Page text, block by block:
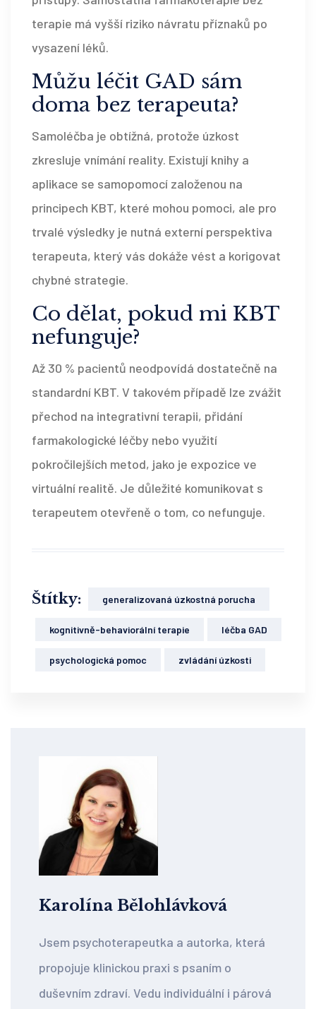
terapie má vyšší riziko návratu příznaků po
vysazení léků.
Můžu léčit GAD sám
doma bez terapeuta?
Samoléčba je obtížná, protože úzkost
zkresluje vnímání reality. Existují knihy a
aplikace se samopomocí založenou na
principech KBT, které mohou pomoci, ale pro
trvalé výsledky je nutná externí perspektiva
terapeuta, který vás dokáže vést a korigovat
chybné strategie.
Co dělat, pokud mi KBT
nefunguje?
Až 30 % pacientů neodpovídá dostatečně na
standardní KBT. V takovém případě lze zvážit
přechod na integrativní terapii, přidání
farmakologické léčby nebo využití
pokročilejších metod, jako je expozice ve
virtuální realitě. Je důležité komunikovat s
terapeutem otevřeně o tom, co nefunguje.
Štítky: generalizovaná úzkostná porucha
kognitivně-behaviorální terapie léčba GAD
psychologická pomoc zvládání úzkosti
Karolína Bělohlávková
Jsem psychoterapeutka a autorka, která
propojuje klinickou praxi s psaním o
duševním zdraví. Vedu individuální i párová